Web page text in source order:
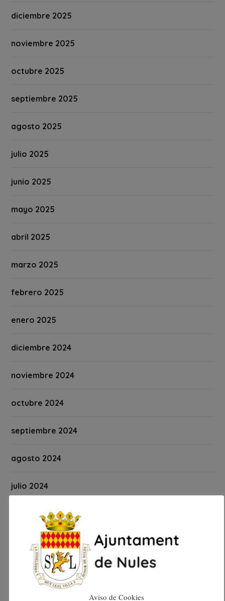
diciembre 2025
noviembre 2025
octubre 2025
septiembre 2025
agosto 2025
julio 2025
junio 2025
mayo 2025
abril 2025
marzo 2025
febrero 2025
enero 2025
diciembre 2024
noviembre 2024
octubre 2024
septiembre 2024
agosto 2024
julio 2024
junio 2024
mayo 2024
abril 2024
Aviso de Cookies